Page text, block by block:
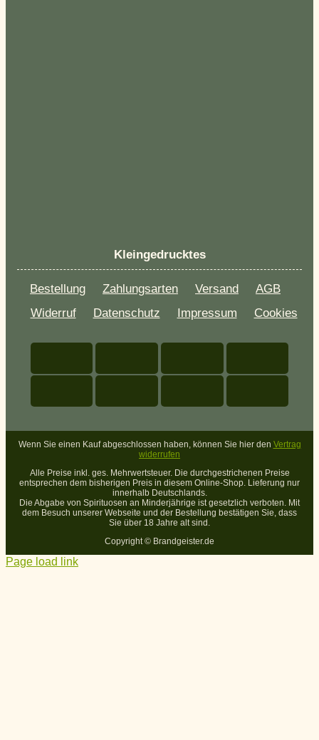
Kleingedrucktes
Bestellung Zahlungsarten Versand
AGB
Widerruf
Datenschutz Impressum Cookies
Wenn Sie einen Kauf abgeschlossen haben, können Sie hier den Vertrag
widerrufen
Alle Preise inkl. ges. Mehrwertsteuer. Die durchgestrichenen Preise
entsprechen dem bisherigen Preis in diesem Online-Shop. Lieferung nur
innerhalb Deutschlands.
Die Abgabe von Spirituosen an Minderjährige ist gesetzlich verboten. Mit
dem Besuch unserer Webseite und der Bestellung bestätigen Sie, dass
Sie über 18 Jahre alt sind.
Copyright © Brandgeister.de
Page load link